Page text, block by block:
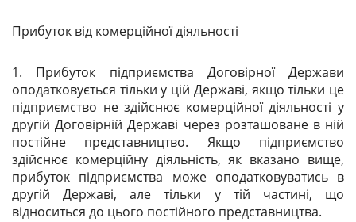
Прибуток від комерційної діяльності
1. Прибуток підприємства Договірної Держави
оподатковується тільки у цій Державі, якщо тільки це
підприємство не здійснює комерційної діяльності у
другій Договірній Державі через розташоване в ній
постійне представництво. Якщо підприємство
здійснює комерційну діяльність, як вказано вище,
прибуток підприємства може оподатковуватись в
другій Державі, але тільки у тій частині, що
відноситься до цього постійного представництва.